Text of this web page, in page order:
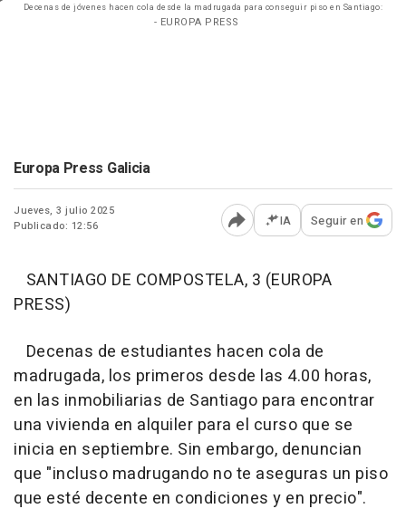
Decenas de jóvenes hacen cola desde la madrugada para conseguir piso en Santiago:
- EUROPA PRESS
Europa Press Galicia
Jueves, 3 julio 2025
Publicado: 12:56
Abrir opciones para
IA Seguir en
SANTIAGO DE COMPOSTELA, 3 (EUROPA
PRESS)
Decenas de estudiantes hacen cola de
madrugada, los primeros desde las 4.00 horas,
en las inmobiliarias de Santiago para encontrar
una vivienda en alquiler para el curso que se
inicia en septiembre. Sin embargo, denuncian
que "incluso madrugando no te aseguras un piso
que esté decente en condiciones y en precio".